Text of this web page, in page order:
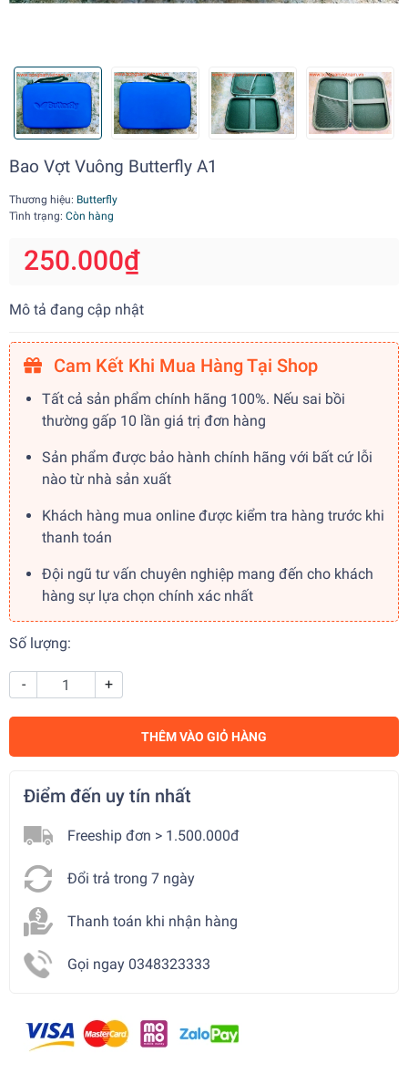
Bao Vợt Vuông Butterfly A1
Thương hiệu: Butterfly
Tình trạng: Còn hàng
250.000₫
Mô tả đang cập nhật
Cam Kết Khi Mua Hàng Tại Shop
Tất cả sản phẩm chính hãng 100%. Nếu sai bồi
thường gấp 10 lần giá trị đơn hàng
Sản phẩm được bảo hành chính hãng với bất cứ lỗi
nào từ nhà sản xuất
Khách hàng mua online được kiểm tra hàng trước khi
thanh toán
Đội ngũ tư vấn chuyên nghiệp mang đến cho khách
hàng sự lựa chọn chính xác nhất
Số lượng:
- +
THÊM VÀO GIỎ HÀNG
Điểm đến uy tín nhất
Freeship đơn > 1.500.000đ
Đổi trả trong 7 ngày
Thanh toán khi nhận hàng
Gọi ngay 0348323333